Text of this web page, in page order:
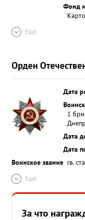
Фонд
Ещё
Орден
Дата
1
Дата
Дата
Воинское звание гв.
Ещё
За что